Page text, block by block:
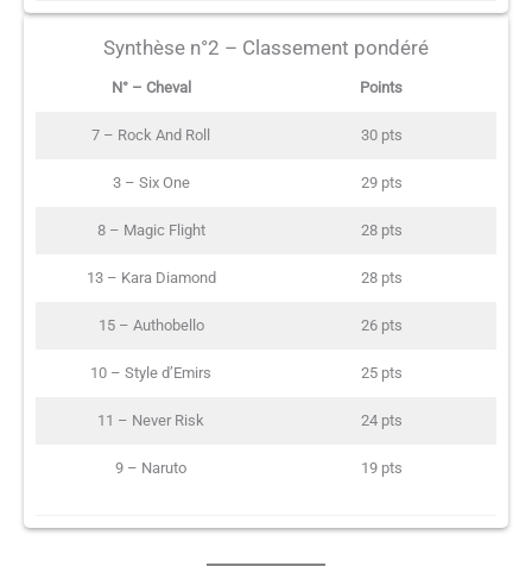
Synthèse n°2 – Classement pondéré
N° – Cheval Points
7 – Rock And Roll 30 pts
3 – Six One 29 pts
8 – Magic Flight 28 pts
13 – Kara Diamond 28 pts
15 – Authobello 26 pts
10 – Style d’Emirs 25 pts
11 – Never Risk 24 pts
9 – Naruto 19 pts